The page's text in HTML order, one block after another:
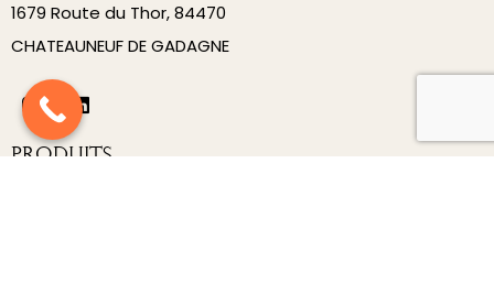
1679 Route du Thor, 84470
CHATEAUNEUF DE GADAGNE
Produits